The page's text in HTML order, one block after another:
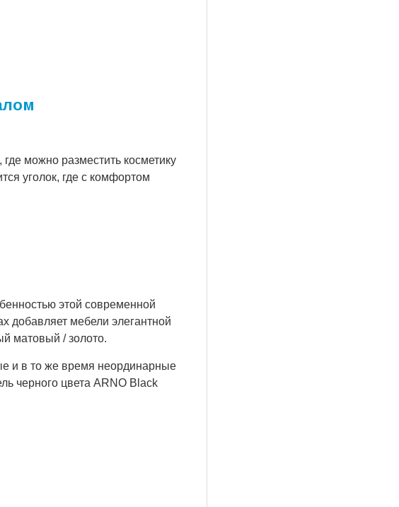
можно разместить косметику
уголок, где с комфортом
этой современной
добавляет мебели элегантной
матовый / золото.
и в то же время неординарные
черного цвета ARNO Black